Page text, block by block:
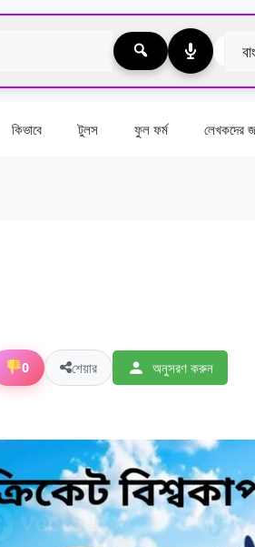
কিভাবে টুলস ফুল ফর্ম লেখকদের
0 শেয়ার অনুসরণ করুন